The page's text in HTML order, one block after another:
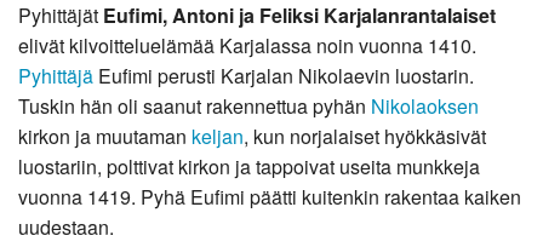
Pyhittäjät Eufimi, Antoni ja Feliksi Karjalanrantalaiset
elivät kilvoitteluelämää Karjalassa noin vuonna 1410.
Pyhittäjä Eufimi perusti Karjalan Nikolaevin luostarin.
Tuskin hän oli saanut rakennettua pyhän Nikolaoksen
kirkon ja muutaman keljan, kun norjalaiset hyökkäsivät
luostariin, polttivat kirkon ja tappoivat useita munkkeja
vuonna 1419. Pyhä Eufimi päätti kuitenkin rakentaa kaiken
uudestaan.